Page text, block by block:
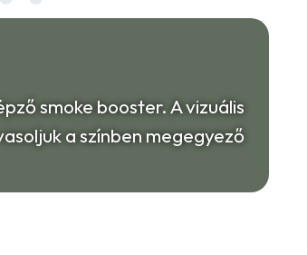
smoke booster. A vizuális
a színben megegyező